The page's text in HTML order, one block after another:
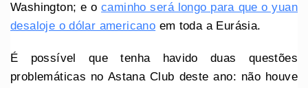
Washington; e ocaminho será longo para que o yuan
desaloje o dólar americano em toda a Eurásia.
É possível que tenha havido duas questões
problemáticas no Astana Club deste ano: não houve